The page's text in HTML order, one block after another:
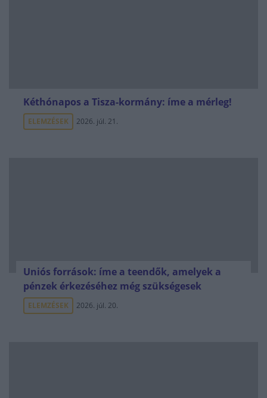
Kéthónapos a Tisza-kormány: íme a mérleg!
ELEMZÉSEK 2026. júl. 21.
Uniós források: íme a teendők, amelyek a
pénzek érkezéséhez még szükségesek
ELEMZÉSEK 2026. júl. 20.